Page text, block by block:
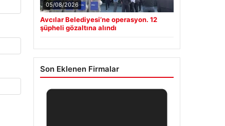
05/08/2026
Avcılar Belediyesi’ne operasyon. 12
şüpheli gözaltına alındı
Son Eklenen Firmalar